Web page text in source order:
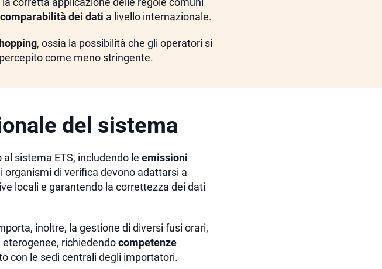
comparabilità dei dati a livello internazionale.
, ossia la possibilità che gli operatori si
come meno stringente.
del sistema
sistema ETS, includendo le emissioni
organismi di verifica devono adattarsi a
locali e garantendo la correttezza dei dati
inoltre, la gestione di diversi fusi orari,
richiedendocompetenze
con le sedi centrali degli importatori.